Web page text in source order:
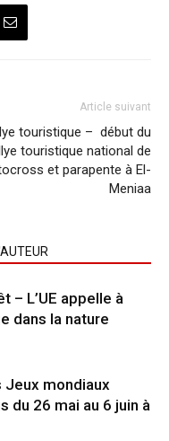
Article suivant
touristique – début du
touristique national de
et parapente à El-
Meniaa
– L’UE appelle à
dans la nature
Jeux mondiaux
du 26 mai au 6 juin à